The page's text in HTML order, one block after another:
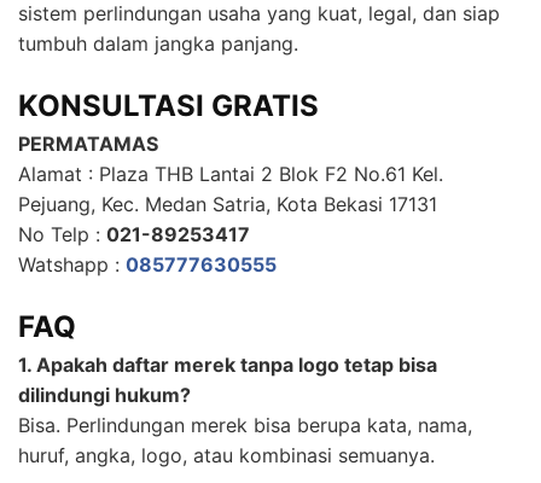
sistem perlindungan usaha yang kuat, legal, dan siap
tumbuh dalam jangka panjang.
KONSULTASI GRATIS
PERMATAMAS
Alamat : Plaza THB Lantai 2 Blok F2 No.61 Kel.
Pejuang, Kec. Medan Satria, Kota Bekasi 17131
No Telp : 021-89253417
Watshapp : 085777630555
FAQ
1. Apakah daftar merek tanpa logo tetap bisa
dilindungi hukum?
Bisa. Perlindungan merek bisa berupa kata, nama,
huruf, angka, logo, atau kombinasi semuanya.